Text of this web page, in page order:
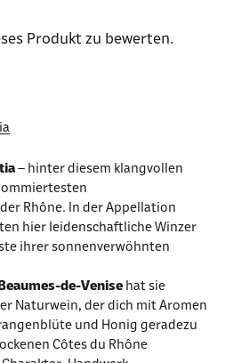
Produkt zu bewerten.
– hinter diesem klangvollen
Rhône. In der Appellation
hier leidenschaftliche Winzer
ihrer sonnenverwöhnten
de-Venise hat sie
Naturwein, der dich mit Aromen
und Honig geradezu
Côtes du Rhône